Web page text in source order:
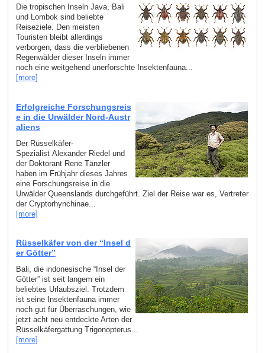
Die tropischen Inseln Java, Bali
und Lombok sind beliebte
Reiseziele. Den meisten
Touristen bleibt allerdings
verborgen, dass die verbliebenen
Regenwälder dieser Inseln immer
noch eine weitgehend unerforschte Insektenfauna...
[more]
Erfolgreiche Forschungsreis
e in die Urwälder Nord-Austr
aliens
Der Rüsselkäfer-
Spezialist Alexander Riedel und
der Doktorant Rene Tänzler
haben im Frühjahr dieses Jahres
eine Forschungsreise in die
Urwälder Queenslands durchgeführt. Ziel der Reise war es, Vertreter
der Cryptorhynchinae...
[more]
Rüsselkäfer von der “Insel d
er Götter”
Bali, die indonesische “Insel der
Götter” ist seit langem ein
beliebtes Urlaubsziel. Trotzdem
ist seine Insektenfauna immer
noch gut für Überraschungen, wie
jetzt acht neu entdeckte Arten der
Rüsselkäfergattung Trigonopterus...
[more]